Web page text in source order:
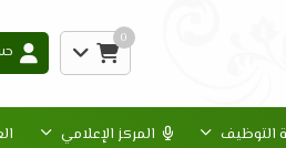
0
التوظيف المركز الإعلامي